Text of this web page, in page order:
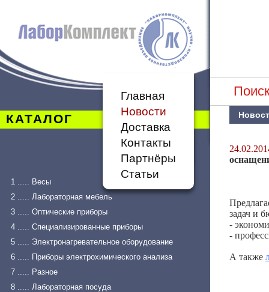
КАТАЛОГ
Главная
Новости
Доставка
Контакты
Партнёры
Статьи
1 ..... Весы
2 ..... Лабораторная мебель
3 ..... Оптические приборы
4 ..... Специализированные приборы
5 ..... Электронагревательное оборудование
6 ..... Приборы электрохимического анализа
7 ..... Разное
8 ..... Лабораторная посуда
задач и
-
-
А также